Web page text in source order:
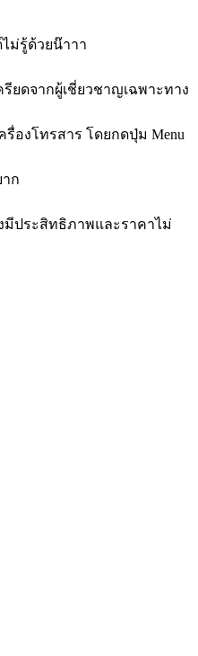
ม่รู้ด้วยน๊าาา
ยดจากผู้เชี่ยวชาญเฉพาะทาง
รื่องโทรสาร โดยกดปุ่ม Menu
ก
มีประสิทธิภาพและราคาไม่